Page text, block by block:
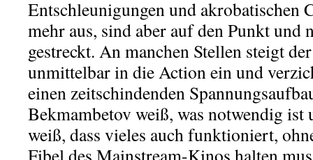
Entschleunigungen und akrobatischen
mehr aus, sind aber auf den Punkt und
gestreckt. An manchen Stellen steigt
unmittelbar in die Action ein und
einen zeitschindenden
Bekmambetov weiß, was notwendig ist
weiß, dass vieles auch funktioniert,
Fibel des Mainstream-Kinos halten